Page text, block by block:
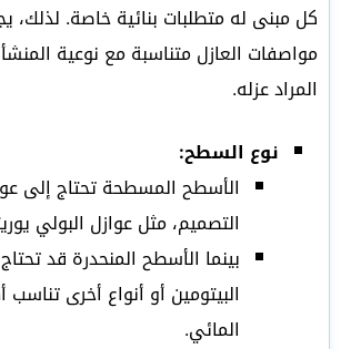
كل مبنى له متطلبات بنائية خاصة. لذلك،
مواصفات العازل متناسبة مع نوعية
المراد عزله.
نوع السطح:
الأسطح المسطحة تحتاج إلى
التصميم، مثل عوازل البولي
بينما الأسطح المنحدرة قد
البيتومين أو أنواع أخرى
المائي.